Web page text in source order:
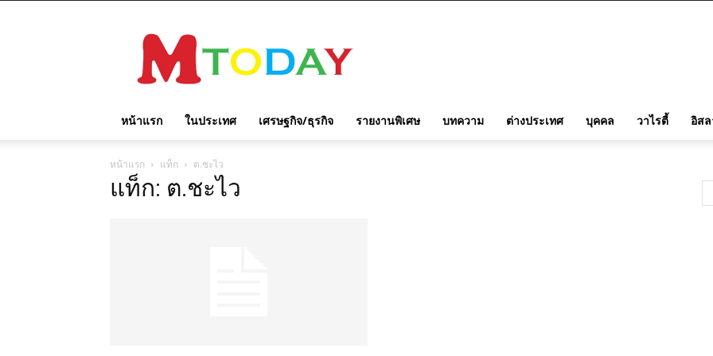
TODAY
หน้าแรก ในประเทศ เศรษฐกิจ/ธุรกิจ รายงานพิเศษ บทความ ต่างประเทศ บุคคล วาไรตี้ อิส
หน้าแรก แท็ก ต.ชะไว
แท็ก: ต.ชะไว